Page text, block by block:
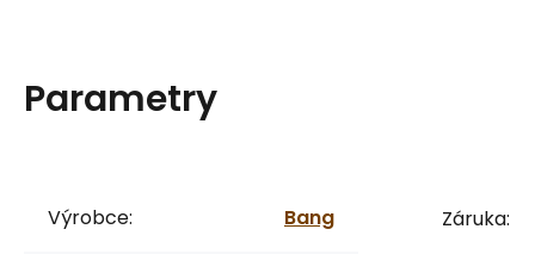
Parametry
Výrobce: Bang Záruka: